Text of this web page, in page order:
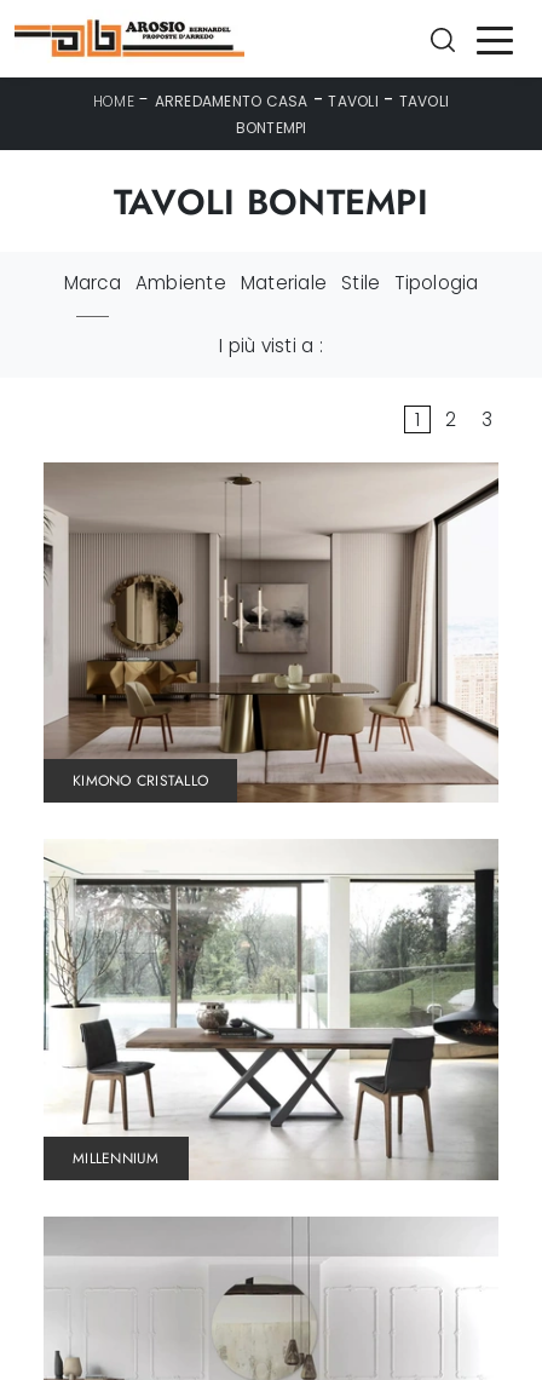
HOME- ARREDAMENTO CASA -TAVOLI - TAVOLI
BONTEMPI
TAVOLI BONTEMPI
Marca Ambiente Materiale Stile Tipologia
I più visti a :
1 2 3
KIMONO CRISTALLO
MILLENNIUM